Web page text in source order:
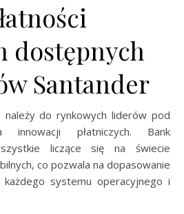
dostępnych
Santander
należy do rynkowych liderów pod
innowacji płatniczych. Bank
liczące się na świecie
co pozwala na dopasowanie
systemu operacyjnego i